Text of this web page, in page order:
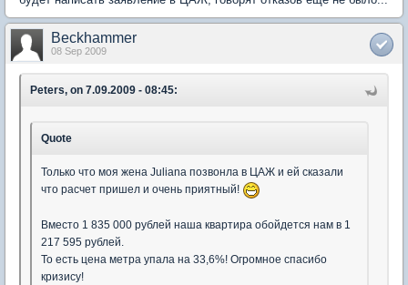
Beckhammer
08 Sep 2009
Peters, on 7.09.2009 - 08:45:
Quote
Только что моя жена Juliana позвонла в ЦАЖ и ей сказали
что расчет пришел и очень приятный!
Вместо 1 835 000 рублей наша квартира обойдется нам в 1
217 595 рублей.
То есть цена метра упала на 33,6%! Огромное спасибо
кризису!